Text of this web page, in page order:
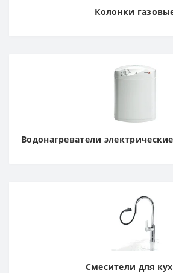
Колонки
Водонагреватели
Смесители для